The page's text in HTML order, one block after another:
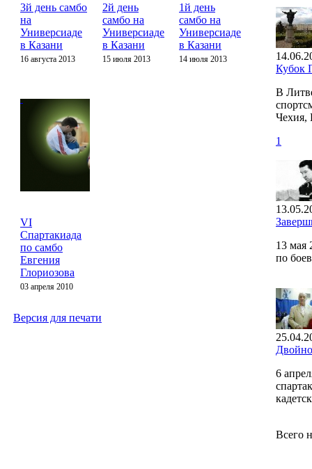
3й день самбо
на
Универсиаде
в Казани
16 августа 2013
2й день
самбо на
Универсиаде
в Казани
15 июля 2013
1й день
самбо на
Универсиаде
в Казани
14 июля 2013
VI
Спартакиада
по самбо
Евгения
Глориозова
03 апреля 2010
Версия для печати
Кубок
В
Чехия,
1
13 мая
по
6
Всего